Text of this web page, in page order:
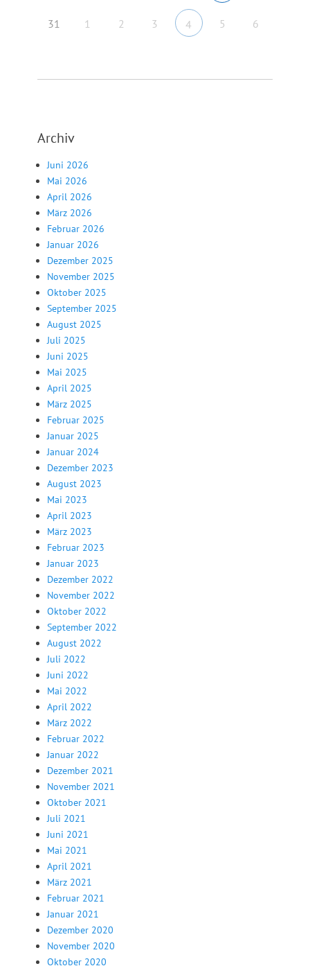
31 1 2 3 4 5 6
Archiv
Juni 2026
Mai 2026
April 2026
März 2026
Februar 2026
Januar 2026
Dezember 2025
November 2025
Oktober 2025
September 2025
August 2025
Juli 2025
Juni 2025
Mai 2025
April 2025
März 2025
Februar 2025
Januar 2025
Januar 2024
Dezember 2023
August 2023
Mai 2023
April 2023
März 2023
Februar 2023
Januar 2023
Dezember 2022
November 2022
Oktober 2022
September 2022
August 2022
Juli 2022
Juni 2022
Mai 2022
April 2022
März 2022
Februar 2022
Januar 2022
Dezember 2021
November 2021
Oktober 2021
Juli 2021
Juni 2021
Mai 2021
April 2021
März 2021
Februar 2021
Januar 2021
Dezember 2020
November 2020
Oktober 2020